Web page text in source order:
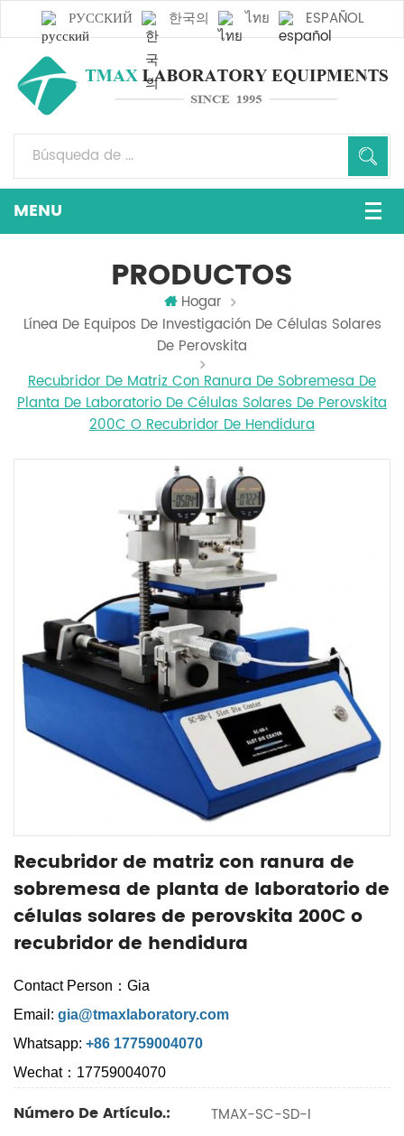
РУССКИЙ 한국의 ไทย ESPAÑOL
PRODUCTOS
Hogar
Línea De Equipos De Investigación De Células Solares
De Perovskita
Recubridor De Matriz Con Ranura De Sobremesa De
Planta De Laboratorio De Células Solares De Perovskita
200C O Recubridor De Hendidura
Recubridor de matriz con ranura de
sobremesa de planta de laboratorio de
células solares de perovskita 200C o
recubridor de hendidura
Contact Person：Gia
Email: gia@tmaxlaboratory.com
Whatsapp: +86 17759004070
Wechat：17759004070
Número De Artículo.: TMAX-SC-SD-I